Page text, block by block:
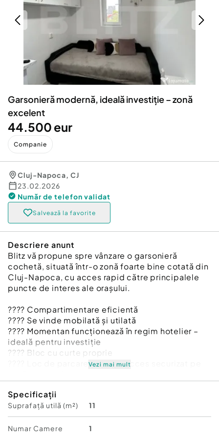
Servicii
Animale de companie
Afaceri și echipamente profesionale
Inchiriere Bunuri si Vehicule
Utilaje agricole si industriale
Piese auto si accesorii
Dacia Duster
Garsonieră modernă, ideală investiție – zonă
excelent
44.500 eur
Companie
Cluj-Napoca, CJ
23.02.2026
Număr de telefon validat
Salvează la favorite
Descriere anunt
Blitz vă propune spre vânzare o garsonieră
cochetă, situată într-o zonă foarte bine cotată din
Cluj-Napoca, cu acces rapid către principalele
puncte de interes ale orașului.
???? Compartimentare eficientă
???? Se vinde mobilată și utilată
???? Momentan funcționează în regim hotelier –
ideală pentru investiție
???? Bloc cu curte proprie
???? Loc de parcare în curte, acces securizat pe
???? Localizare excelentă:
– La câteva minute de Auchan
– Stații de transport în comun în imediata
apropiere, cu legături rapide spre centru
Vezi mai mult
Specificații
Suprafață utilă (m²) 11
Numar Camere 1